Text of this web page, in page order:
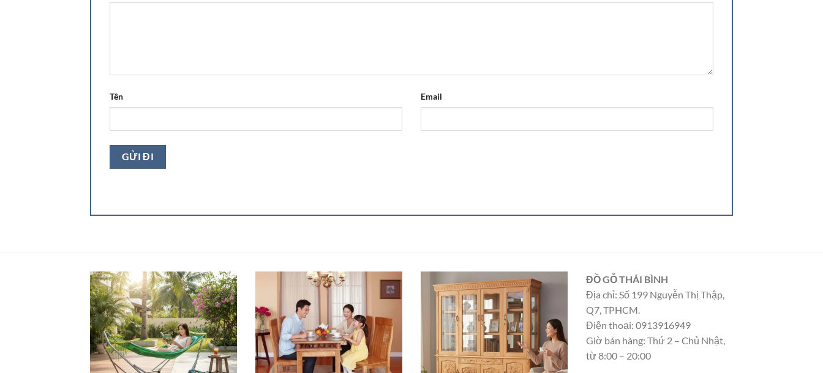
Tên Email
ĐỒ GỖ THÁI BÌNH
Địa chỉ: Số 199 Nguyễn Thị Thập,
Q7, TPHCM.
Điện thoại: 0913916949
Giờ bán hàng: Thứ 2 – Chủ Nhật,
từ 8:00 – 20:00